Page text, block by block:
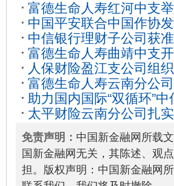
富德生命人寿红河中支
05-11
中国平安联合中国作协
中信银行理财子公司获
富德生命人寿曲靖中支
比赛活动2020-07-13
人保财险盈江支公司组
核酸检测工作2021-09-
富德生命人寿云南分公
动2020-09-29
助力国内国际“双循环”
太平财险云南分公司扎
免责声明： 中国新金融网所载
国新金融网无关，其陈述、观
担。版权声明：中国新金融网